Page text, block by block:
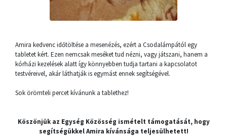
Amira kedvenc időtöltése a mesenézés, ezért a Csodalámpától egy
tabletet kért. Ezen nemcsak meséket tud nézni, vagy játszani, hanem a
kórházi kezelések alatt így könnyebben tudja tartani a kapcsolatot
testvéreivel, akár láthatják is egymást ennek segítségével.
Sok örömteli percet kívánunk a tablethez!
Köszönjük az Egység Közösség ismételt támogatását, hogy
segítségükkel Amira kívánsága teljesülhetett!